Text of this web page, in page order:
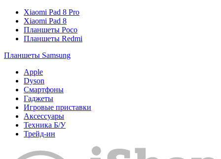
Xiaomi Pad 8 Pro
Xiaomi Pad 8
Планшеты Poco
Планшеты Redmi
Планшеты Samsung
Apple
Dyson
Смартфоны
Гаджеты
Игровые приставки
Аксессуары
Техника Б/У
Трейд-ин